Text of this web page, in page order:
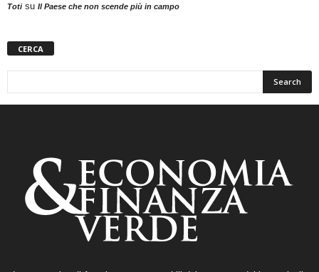
Totisu Il Paese che non scende più in campo
CERCA